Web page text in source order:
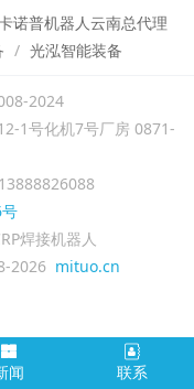
诺普机器人云南总代理
光泓智能装备
2024
1号化机7号厂房 0871-
焊接机器人
2026 mituo.cn
闻 联系